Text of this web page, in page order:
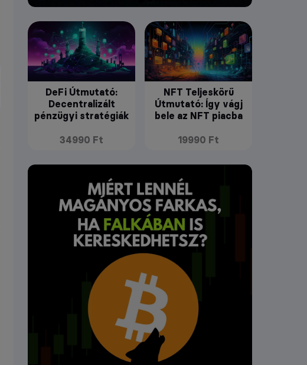
DeFi Útmutató:
Decentralizált
pénzügyi stratégiák
34990 Ft
NFT Teljeskörű
Útmutató: Így vágj
bele az NFT piacba
19990 Ft